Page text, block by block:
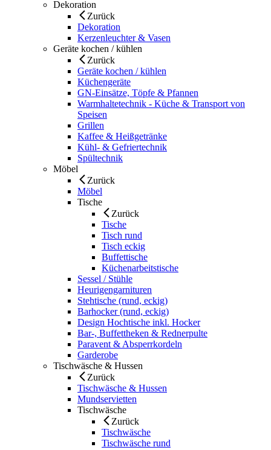
Dekoration
Zurück
Dekoration
Kerzenleuchter & Vasen
Geräte kochen / kühlen
Zurück
Geräte kochen / kühlen
Küchengeräte
GN-Einsätze, Töpfe & Pfannen
Warmhaltetechnik - Küche & Transport von
Speisen
Grillen
Kaffee & Heißgetränke
Kühl- & Gefriertechnik
Spültechnik
Möbel
Zurück
Möbel
Tische
Zurück
Tische
Tisch rund
Tisch eckig
Buffettische
Küchenarbeitstische
Sessel / Stühle
Heurigengarnituren
Stehtische (rund, eckig)
Barhocker (rund, eckig)
Design Hochtische inkl. Hocker
Bar-, Buffettheken & Rednerpulte
Paravent & Absperrkordeln
Garderobe
Tischwäsche & Hussen
Zurück
Tischwäsche & Hussen
Mundservietten
Tischwäsche
Zurück
Tischwäsche
Tischwäsche rund